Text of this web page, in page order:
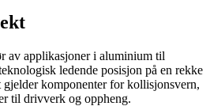
av applikasjoner i aluminium til
ledende posisjon på en rekke
gjelder komponenter for kollisjonsvern,
til drivverk og oppheng.